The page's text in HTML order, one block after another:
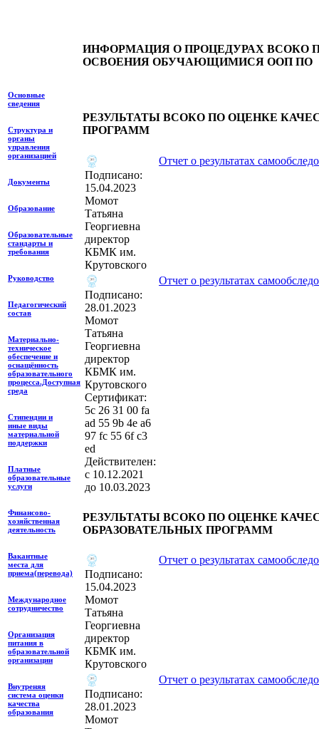
Основные
сведения
Структура и
органы
управления
организацией
Документы
Образование
Образовательные
стандарты и
требования
Руководство
Педагогический
состав
Материально-
техническое
обеспечение и
оснащённость
образовательного
процесса.Доступная
среда
Стипендии и
иные виды
материальной
поддержки
Платные
образовательные
услуги
Финансово-
хозяйственная
деятельность
Вакантные
места для
приема(перевода)
Международное
сотрудничество
Организация
питания в
образовательной
организации
Внутреняя
система оценки
качества
образования
ИНФОРМАЦИЯ О ПРОЦЕДУРАХ ВСОКО
ОСВОЕНИЯ ОБУЧАЮЩИМИСЯ ООП ПО
РЕЗУЛЬТАТЫ ВСОКО ПО ОЦЕНКЕ
ПРОГРАММ
Подписано:
15.04.2023
Момот
Татьяна
Георгиевна
директор
КБМК им.
Крутовского
Отчет о результатах
Подписано:
28.01.2023
Момот
Татьяна
Георгиевна
директор
КБМК им.
Крутовского
Сертификат:
‎5c 26 31 00 fa
ad 55 9b 4e a6
97 fc 55 6f c3
ed
Действителен:
с 10.12.2021
до 10.03.2023
Отчет о результатах
РЕЗУЛЬТАТЫ ВСОКО ПО ОЦЕНКЕ
ОБРАЗОВАТЕЛЬНЫХ ПРОГРАММ
Подписано:
15.04.2023
Момот
Татьяна
Георгиевна
директор
КБМК им.
Крутовского
Отчет о результатах
Подписано:
28.01.2023
Момот
Отчет о результатах